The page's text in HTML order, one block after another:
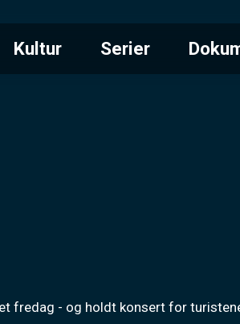
Kultur Serier
fredag - og holdt konsert for